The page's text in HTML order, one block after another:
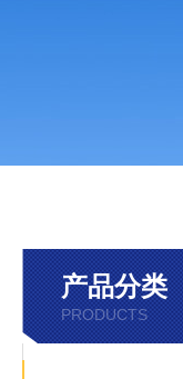
产品分类
PRODUCTS